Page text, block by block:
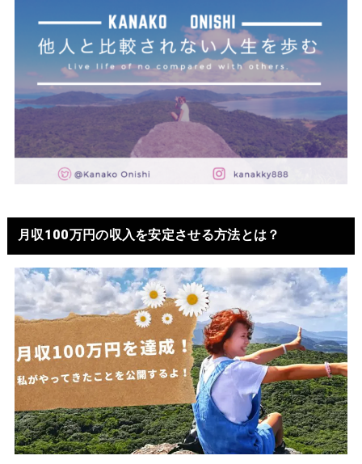
月収100万円の収入を安定させる方法とは？